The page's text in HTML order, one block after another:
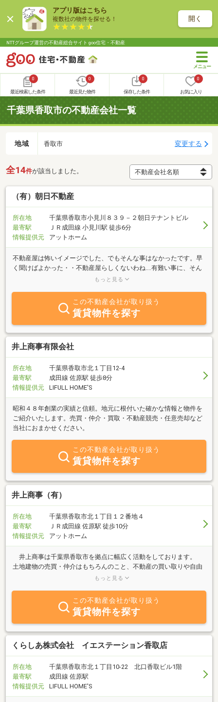
アプリ版はこちら
複数社の物件を探せる！ 開く
NTTグループ運営の不動産総合サイト goo住宅・不動産
0
最近検索した条件
0
最近見た物件
0
保存した条件
0
お気に入り
千葉県香取市の不動産会社一覧
地域 香取市 変更する
全14件が該当しました。
（有）朝日不動産
所在地
千葉県香取市小見川８３９－２朝日テナントビル
最寄駅
ＪＲ成田線 小見川駅 徒歩6分
情報提供元
アットホーム
不動産屋は怖いイメージでした、でもそんな事はなかったです。早
く聞けばよかった・・不動産屋らしくないわね....有難い事に、そん
なお声も頂きます、地元の皆様に育てられている小さな不動産屋で
（不在が多いのはすみません！）.・☆..・*お気軽にお問い合わせく
ださい。.・☆..・*
もっと見る
この不動産会社が取り扱う
賃貸物件を探す
井上商事有限会社
所在地
千葉県香取市北１丁目12-4
最寄駅
成田線 佐原駅 徒歩8分
情報提供元
LIFULL HOME'S
昭和４８年創業の実績と信頼。地元に根付いた確かな情報と物件を
ご紹介いたします。売買・仲介・買取・不動産競売・任意売却など
当社におまかせください。
この不動産会社が取り扱う
賃貸物件を探す
井上商事（有）
所在地
千葉県香取市北１丁目１２番地４
最寄駅
ＪＲ成田線 佐原駅 徒歩10分
情報提供元
アットホーム
井上商事は千葉県香取市を拠点に幅広く活動をしております。
土地建物の売買・仲介はもちろんのこと、不動産の買い取りや自由
設計の注文住宅にも力を入れております。 マイホームを建てたい
ン返済に行き詰ってしまった方、急な相続でお困りの方等々、不動
産にかかわるご相談は井上商事にお任せください！ 創業５０年以
上の実績と信頼でお客様をサポートいたします！
もっと見る
この不動産会社が取り扱う
賃貸物件を探す
くらしあ株式会社 イエステーション香取店
所在地
千葉県香取市北１丁目10-22 北口香取ビル1階
最寄駅
成田線 佐原駅
情報提供元
LIFULL HOME'S